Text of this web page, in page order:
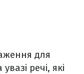
для
речі, які